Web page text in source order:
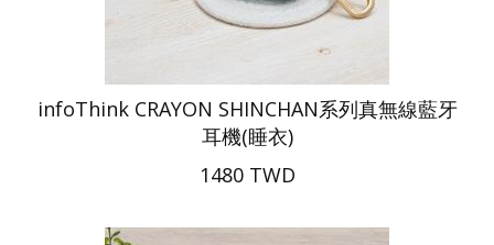
infoThink CRAYON SHINCHAN系列真無線藍牙
耳機(睡衣)
1480 TWD